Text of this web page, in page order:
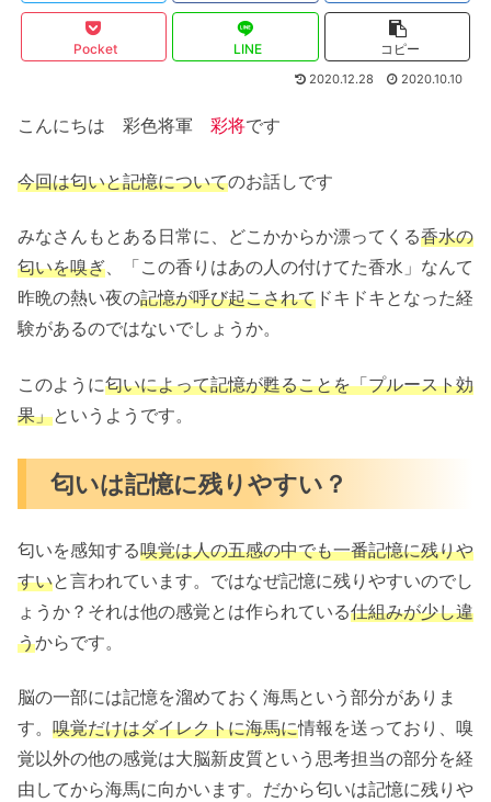
Pocket LINE コピー
2020.12.28 2020.10.10
こんにちは 彩色将軍 彩将です
今回は匂いと記憶についてのお話しです
みなさんもとある日常に、どこかからか漂ってくる香水の
匂いを嗅ぎ、「この香りはあの人の付けてた香水」なんて
昨晩の熱い夜の記憶が呼び起こされて ドキドキとなった経
験があるのではないでしょうか。
このように匂いによって記憶が甦ることを「プルースト効
果」というようです。
匂いは記憶に残りやすい？
匂いを感知する嗅覚は人の五感の中でも一番記憶に残りや
すいと言われています。ではなぜ記憶に残りやすいのでし
ょうか？それは他の感覚とは作られている仕組みが少し違
うからです。
脳の一部には記憶を溜めておく海馬という部分がありま
す。 嗅覚だけはダイレクトに海馬に情報を送っており、嗅
覚以外の他の感覚は大脳新皮質という思考担当の部分を経
由してから海馬に向かいます。だから匂いは記憶に残りや